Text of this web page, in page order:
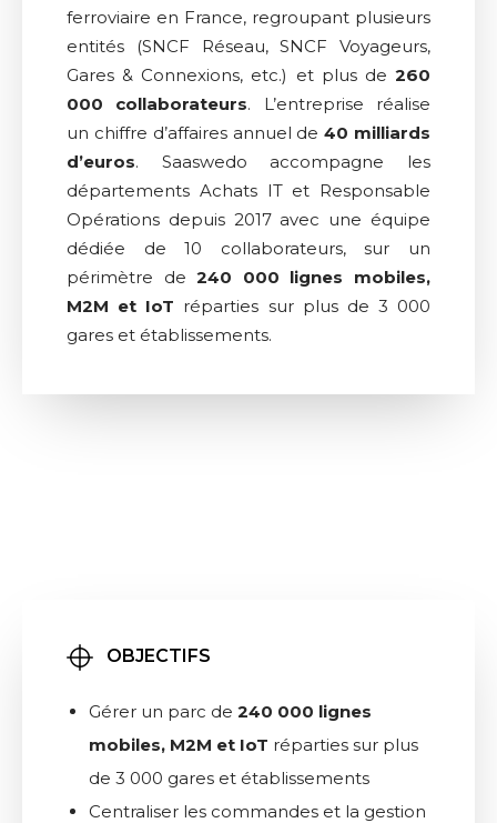
ferroviaire en France, regroupant plusieurs
entités (SNCF Réseau, SNCF Voyageurs,
Gares & Connexions, etc.) et plus de 260
000 collaborateurs. L’entreprise réalise
un chiffre d’affaires annuel de40 milliards
d’euros. Saaswedo accompagne les
départements Achats IT et Responsable
Opérations depuis 2017 avec une équipe
dédiée de 10 collaborateurs, sur un
périmètre de240 000 lignes mobiles,
M2M et IoT réparties sur plus de 3 000
gares et établissements.
OBJECTIFS
Gérer un parc de 240 000 lignes
mobiles, M2M et IoT réparties sur plus
de 3 000 gares et établissements
Centraliser les commandes et la gestion